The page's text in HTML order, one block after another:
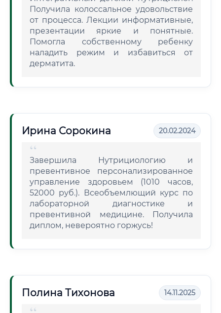
Получила колоссальное удовольствие
от процесса. Лекции информативные,
презентации яркие и понятные.
Помогла собственному ребенку
наладить режим и избавиться от
дерматита.
Ирина Сорокина 20.02.2024
Завершила Нутрициологию и
превентивное персонализированное
управление здоровьем (1010 часов,
52000 руб.). Всеобъемлющий курс по
лабораторной диагностике и
превентивной медицине. Получила
диплом, невероятно горжусь!
Полина Тихонова 14.11.2025